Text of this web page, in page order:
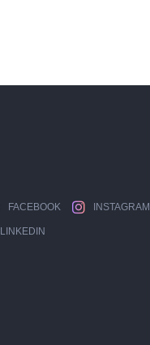
FACEBOOK INSTAGRAM
LINKEDIN